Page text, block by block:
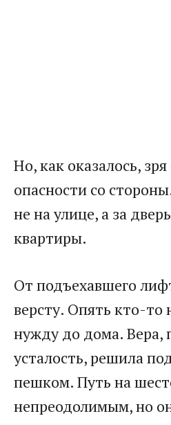
Но, как оказалось,
опасности со
не на улице, а за
квартиры.
От подъехавшего
версту. Опять кто-то
нужду до дома. Вера,
усталость, решила
пешком. Путь на
непреодолимым, но